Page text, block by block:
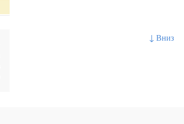
↓ Вниз